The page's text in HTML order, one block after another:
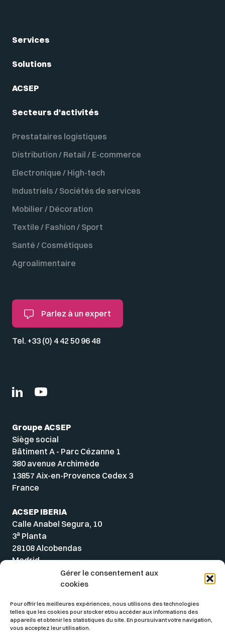
Gérer le consentement aux
cookies
Pour offrir les meilleures expériences, nous utilisons des technologies
telles que les cookies pour stocker et/ou accéder aux informations des
appareils et obtenir les statistiques du site. En poursuivant votre navigation,
vous acceptez leur utilisation.
Parlez à un expert
Tel. +33 (0) 4 42 50 96 48
Services
Solutions
ACSEP
Secteurs d'activités
Prestataires logistiques
Distribution / Retail / E-commerce
Electronique / High-tech
Industriels / Sociétés de services
Mobilier / Décoration
Textile / Fashion / Sport
Santé / Cosmétiques
Agroalimentaire
Groupe ACSEP
Siège social
Bâtiment A - Parc Cézanne 1
380 avenue Archimède
13857 Aix-en-Provence Cedex 3
France
ACSEP IBERIA
Calle Anabel Segura, 10
3a Planta
28108 Alcobendas
Madrid